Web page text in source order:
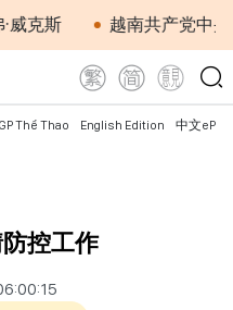
越南共产党中央总书
Thể Thao English Edition 中文
控工作